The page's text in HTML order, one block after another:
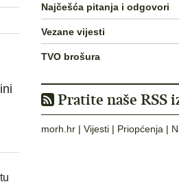
Najčešća pitanja i odgovori
Vezane vijesti
TVO brošura
Pratite naše RSS
morh.hr | Vijesti | Priopćenja |